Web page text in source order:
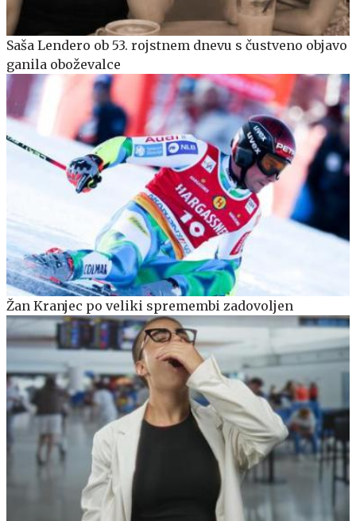
Saša Lendero ob 53. rojstnem dnevu s čustveno objavo
ganila oboževalce
Žan Kranjec po veliki spremembi zadovoljen